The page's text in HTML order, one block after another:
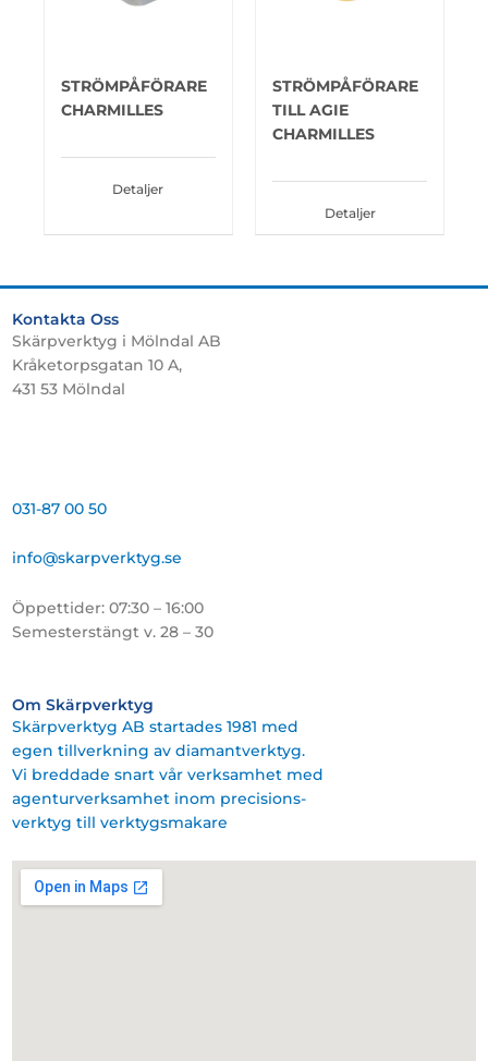
STRÖMPÅFÖRARE
CHARMILLES
Detaljer
STRÖMPÅFÖRARE
TILL AGIE
CHARMILLES
Detaljer
Kontakta Oss
Skärpverktyg i Mölndal AB
Kråketorpsgatan 10 A,
431 53 Mölndal
031-87 00 50
info@skarpverktyg.se
Öppettider: 07:30 – 16:00
Semesterstängt v. 28 – 30
Om Skärpverktyg
Skärpverktyg AB startades 1981 med
egen tillverkning av diamantverktyg.
Vi breddade snart vår verksamhet med
agenturverksamhet inom precisions-
verktyg till verktygsmakare